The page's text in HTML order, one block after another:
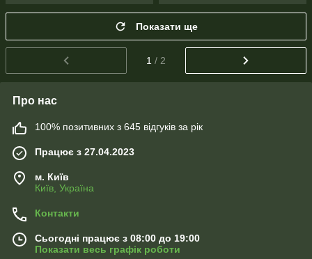
Показати ще
1 / 2
Про нас
100% позитивних з 645 відгуків за рік
Працює з 27.04.2023
м. Київ
Київ, Україна
Контакти
Сьогодні працює з 08:00 до 19:00
Показати весь графік роботи